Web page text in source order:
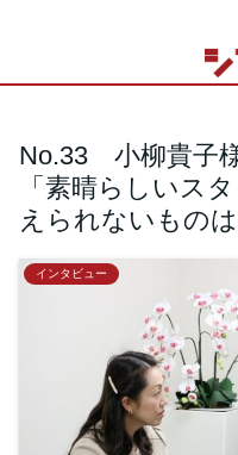
No.33 小柳貴子
「素晴らしいス
えられないものは
インタビュー